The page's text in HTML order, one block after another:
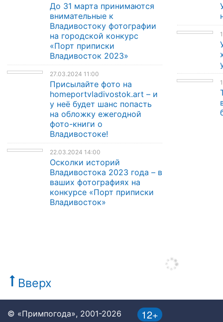
До 31 марта принимаются
внимательные к
Владивостоку фотографии
на городской конкурс
«Порт приписки
Владивосток 2023»
27.03.2024 11:00
Присылайте фото на
homeportvladivostok.art – и
у неё будет шанс попасть
на обложку ежегодной
фото-книги о
Владивостоке!
22.03.2024 14:00
Осколки историй
Владивостока 2023 года – в
ваших фотографиях на
конкурсе «Порт приписки
Владивосток»
Вверх
12+
© «Примпогода», 2001-2026